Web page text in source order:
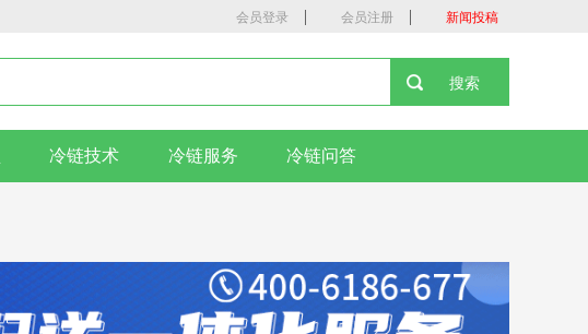
会员登录 | 会员注册 | 新闻投稿
冷链技术 冷链服务 冷链问答